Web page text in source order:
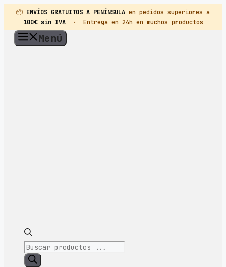
📦 ENVÍOS GRATUITOS A PENÍNSULA en pedidos superiores a
100€ sin IVA· Entrega en 24h en muchos productos
Saltar Menú
Búsqueda
De